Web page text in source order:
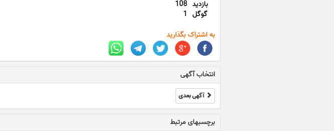
بازدید 108
گوگل 1
به اشتراک بگذارید
انتخاب آگهی
آگهی بعدی
برچسبهای مرتبط